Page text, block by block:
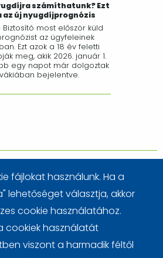
számíthatunk? Ezt
új nyugdíjprognózis
Biztosító most először küld
az ügyfeleinek
Ezt azok a 18 év feletti
meg, akik 2026. január 1.
egy napot már dolgoztak
bejelentve.
SPÓROLÁS
OKOSAN
fájlokat használunk. Ha a
lehetőséget választja, akkor
cookie használatához.
cookiek használatát
viszont a harmadik féltől